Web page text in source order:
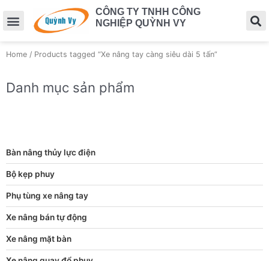
CÔNG TY TNHH CÔNG
NGHIỆP QUỲNH VY
Home / Products tagged “Xe nâng tay càng siêu dài 5 tấn”
Danh mục sản phẩm
Bàn nâng thủy lực điện
Bộ kẹp phuy
Phụ tùng xe nâng tay
Xe nâng bán tự động
Xe nâng mặt bàn